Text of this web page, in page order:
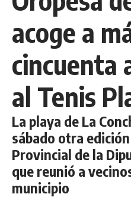
acoge a
cincuenta
al Tenis
La playa de La
sábado otra
Provincial de la
que reunió a
municipio